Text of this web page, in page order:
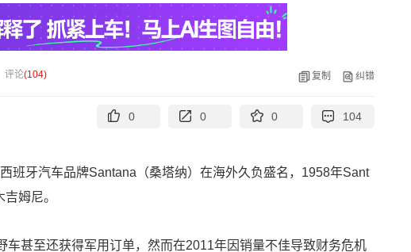
评论(104) 复制 纠错
0 0 0 104
班牙汽车品牌Santana（桑塔纳）在海外久负盛名，1958年Sant
姆尼。
车甚至还获得军用订单，然而在2011年因销量不佳导致财务危机